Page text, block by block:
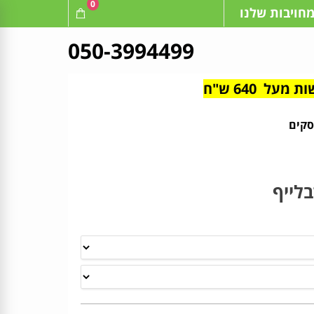
050-3994499
0
שלנו